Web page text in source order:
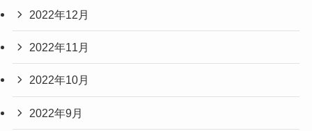
2022年12月
2022年11月
2022年10月
2022年9月